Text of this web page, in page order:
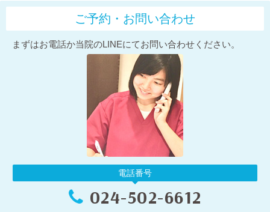
ご予約・お問い合わせ
まずはお電話か当院のLINEにてお問い合わせください。
電話番号
024-502-6612